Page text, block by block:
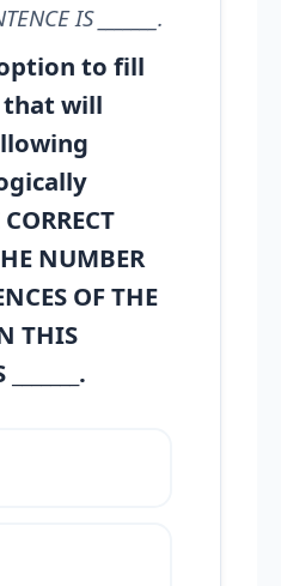
IS _______.
to fill
will
NUMBER
OF THE
THIS